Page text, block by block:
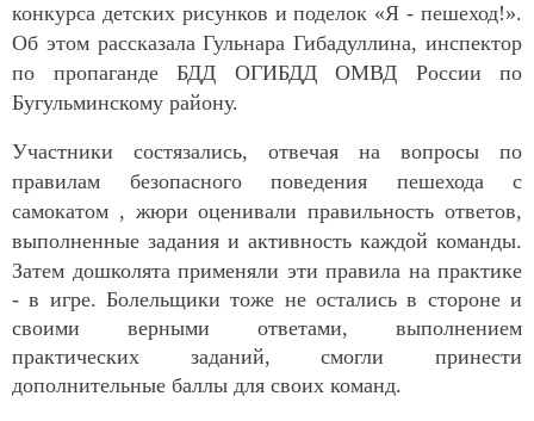
конкурса детских рисунков и поделок «Я - пешеход!».
Об этом рассказала Гульнара Гибадуллина, инспектор
по пропаганде БДД ОГИБДД ОМВД России по
Бугульминскому району.
Участники состязались, отвечая на вопросы по
правилам безопасного поведения пешехода с
самокатом , жюри оценивали правильность ответов,
выполненные задания и активность каждой команды.
Затем дошколята применяли эти правила на практике
- в игре. Болельщики тоже не остались в стороне и
своими верными ответами, выполнением
практических заданий, смогли принести
дополнительные баллы для своих команд.